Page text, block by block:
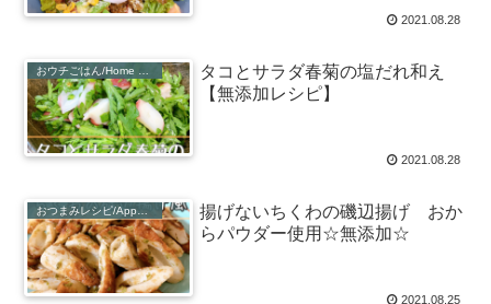
2021.08.28
タコとサラダ春菊の塩だれ和え
【無添加レシピ】
2021.08.28
揚げないちくわの磯辺揚げ おか
らパウダー使用☆無添加☆
2021.08.25